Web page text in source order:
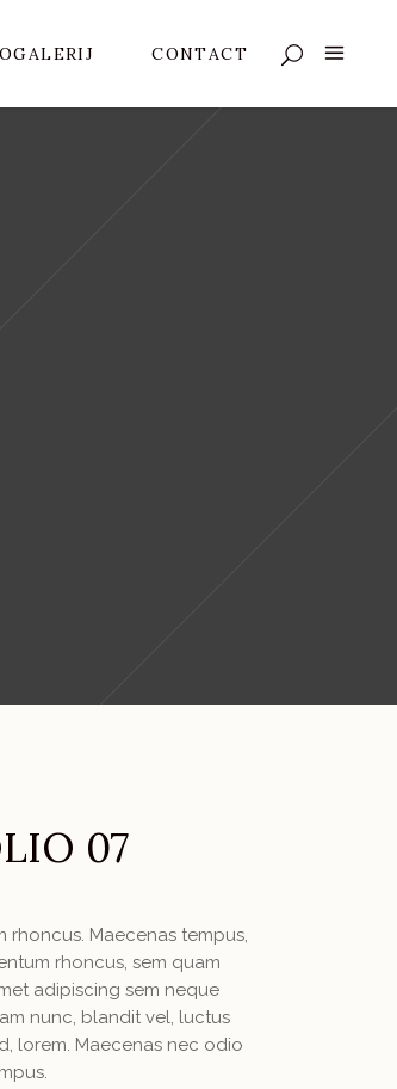
CONTACT
07
rhoncus. Maecenas tempus,
rhoncus, sem quam
adipiscing sem neque
nunc, blandit vel, luctus
lorem. Maecenas nec odio